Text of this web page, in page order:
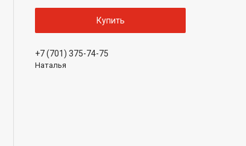
Купить
+7 (701) 375-74-75
Наталья